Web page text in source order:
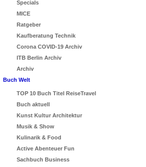
Specials
MICE
Ratgeber
Kaufberatung Technik
Corona COVID-19 Archiv
ITB Berlin Archiv
Archiv
Buch Welt
TOP 10 Buch Titel ReiseTravel
Buch aktuell
Kunst Kultur Architektur
Musik & Show
Kulinarik & Food
Active Abenteuer Fun
Sachbuch Business